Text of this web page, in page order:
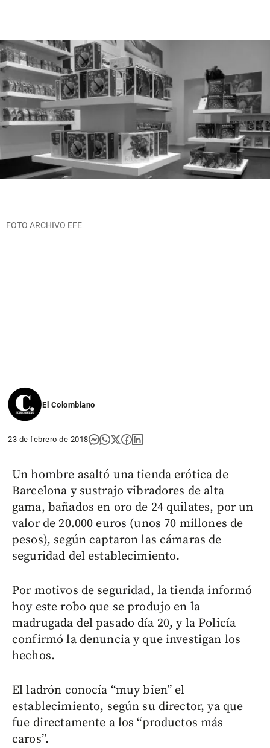
FOTO ARCHIVO EFE
El Colombiano
23 de febrero de 2018
Un hombre asaltó una tienda erótica de
Barcelona y sustrajo vibradores de alta
gama, bañados en oro de 24 quilates, por un
valor de 20.000 euros (unos 70 millones de
pesos), según captaron las cámaras de
seguridad del establecimiento.
Por motivos de seguridad, la tienda informó
hoy este robo que se produjo en la
madrugada del pasado día 20, y la Policía
confirmó la denuncia y que investigan los
hechos.
El ladrón conocía “muy bien” el
establecimiento, según su director, ya que
fue directamente a los “productos más
caros”.